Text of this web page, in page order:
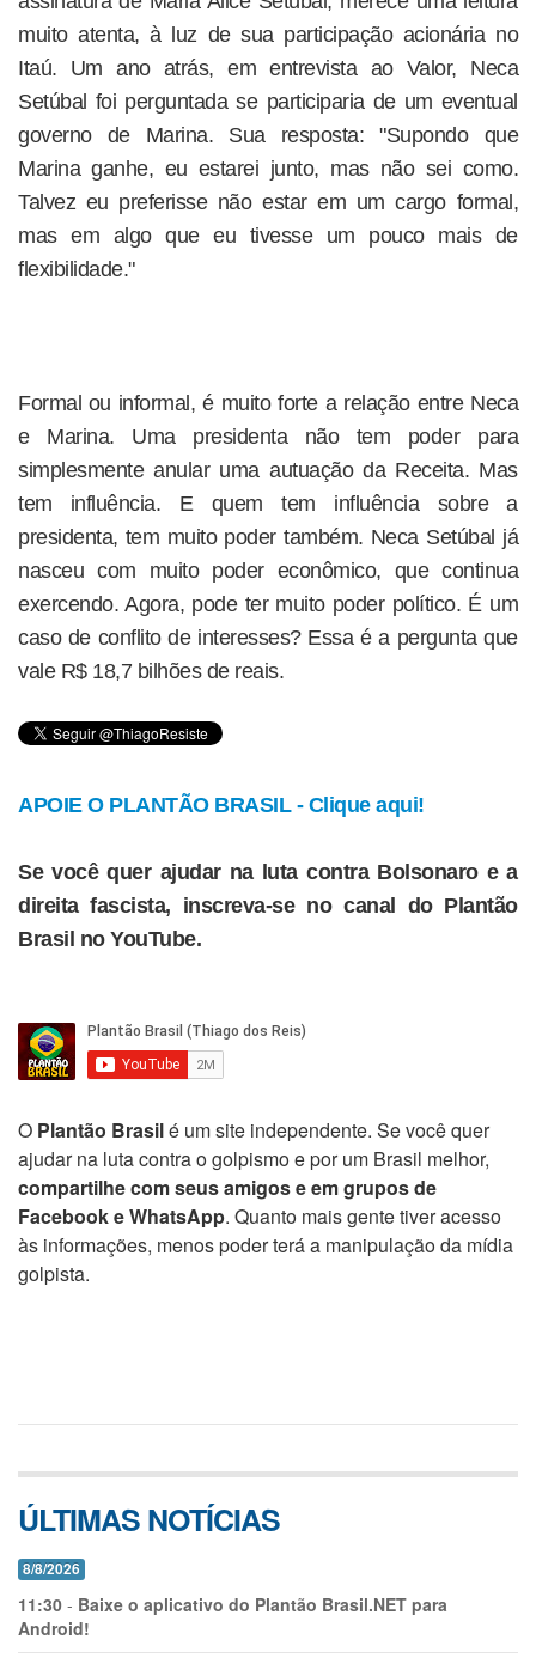
muito atenta, à luz de sua participação acionária no
Itaú. Um ano atrás, em entrevista ao Valor, Neca
Setúbal foi perguntada se participaria de um eventual
governo de Marina. Sua resposta: "Supondo que
Marina ganhe, eu estarei junto, mas não sei como.
Talvez eu preferisse não estar em um cargo formal,
mas em algo que eu tivesse um pouco mais de
flexibilidade."
Formal ou informal, é muito forte a relação entre Neca
e Marina. Uma presidenta não tem poder para
simplesmente anular uma autuação da Receita. Mas
tem influência. E quem tem influência sobre a
presidenta, tem muito poder também. Neca Setúbal já
nasceu com muito poder econômico, que continua
exercendo. Agora, pode ter muito poder político. É um
caso de conflito de interesses? Essa é a pergunta que
vale R$ 18,7 bilhões de reais.
APOIE O PLANTÃO BRASIL - Clique aqui!
Se você quer ajudar na luta contra Bolsonaro e a
direita fascista, inscreva-se no canal do Plantão
Brasil no YouTube.
O Plantão Brasilé um site independente. Se você quer
ajudar na luta contra o golpismo e por um Brasil melhor,
compartilhe com seus amigos e em grupos de
Facebook e WhatsApp. Quanto mais gente tiver acesso
às informações, menos poder terá a manipulação da mídia
golpista.
ÚLTIMAS NOTÍCIAS
8/8/2026
11:30 - Baixe o aplicativo do Plantão Brasil.NET para
Android!